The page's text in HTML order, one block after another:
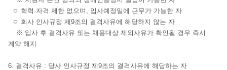
ㅇ 학력·자격 제한 없으며, 입사예정일에 근무가 가능한 자
ㅇ 회사 인사규정 제9조의 결격사유에 해당하지 않는 자
※ 입사 후 결격사유 또는 채용대상 제외사유가 확인될 경우 즉시
계약 해지
6. 결격사유 : 당사 인사규정 제9조의 결격사유에 해당하는 자